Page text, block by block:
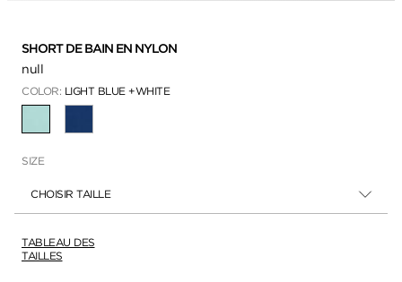
SHORT DE BAIN EN NYLON
null
COLOR: LIGHT BLUE +WHITE
SIZE
CHOISIR TAILLE
TABLEAU DES
TAILLES